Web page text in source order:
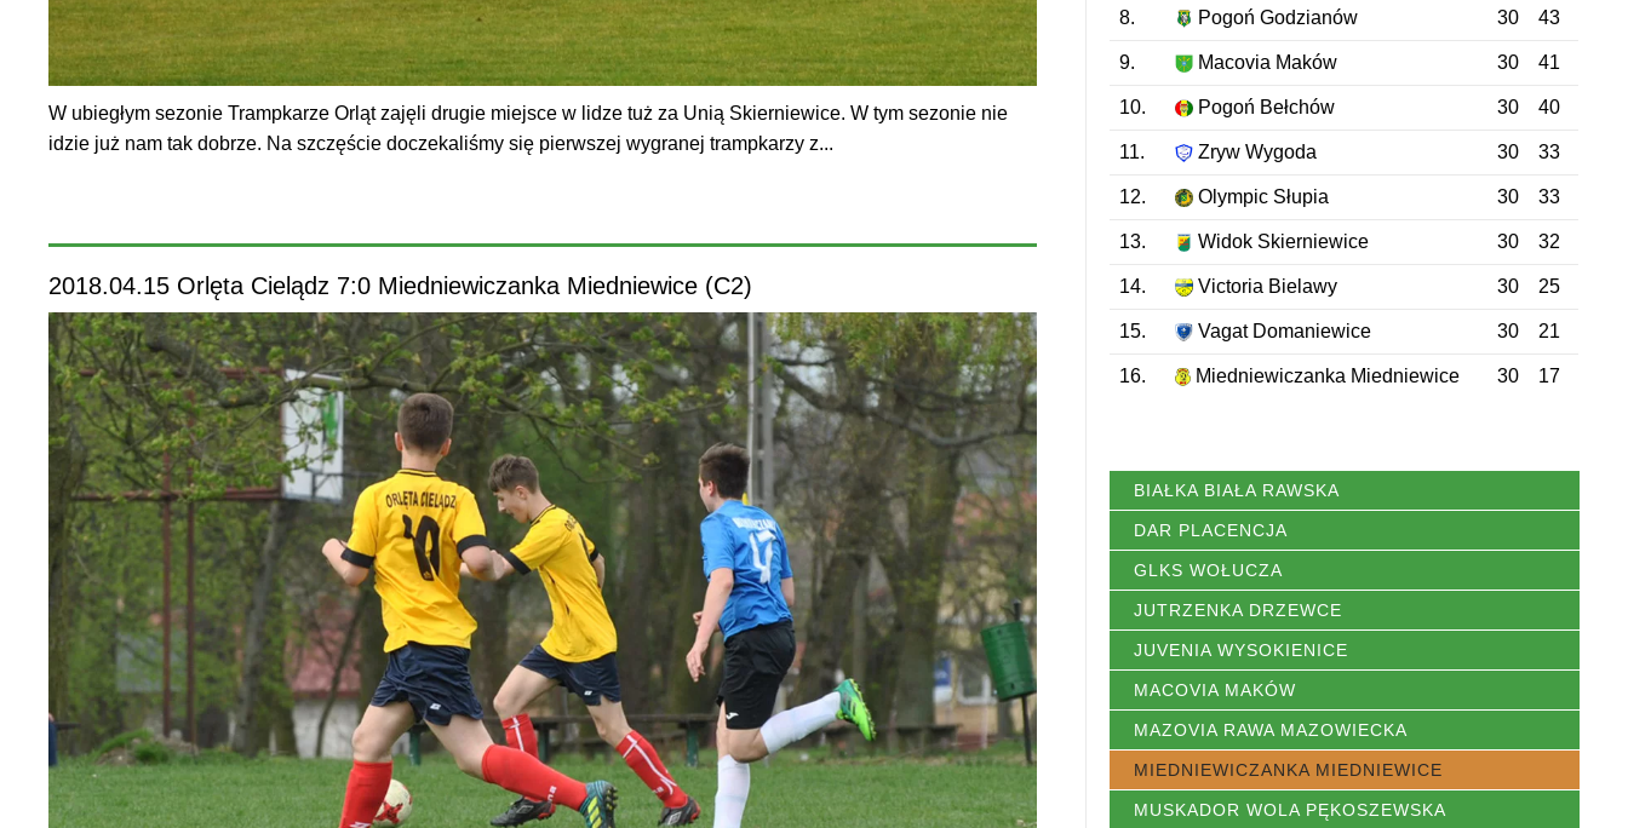
W ubiegłym sezonie Trampkarze Orląt zajęli drugie miejsce w lidze tuż za Unią Skierniewice. W tym sezonie nie
idzie już nam tak dobrze. Na szczęście doczekaliśmy się pierwszej wygranej trampkarzy z...
2018.04.15 Orlęta Cielądz 7:0 Miedniewiczanka Miedniewice (C2)
8. Pogoń Godzianów 30 43
9. Macovia Maków 30 41
10. Pogoń Bełchów 30 40
11. Zryw Wygoda 30 33
12. Olympic Słupia 30 33
13. Widok Skierniewice 30 32
14. Victoria Bielawy 30 25
15. Vagat Domaniewice 30 21
16. Miedniewiczanka Miedniewice 30 17
BIAŁKA BIAŁA RAWSKA
DAR PLACENCJA
GLKS WOŁUCZA
JUTRZENKA DRZEWCE
JUVENIA WYSOKIENICE
MACOVIA MAKÓW
MAZOVIA RAWA MAZOWIECKA
MIEDNIEWICZANKA MIEDNIEWICE
MUSKADOR WOLA PĘKOSZEWSKA